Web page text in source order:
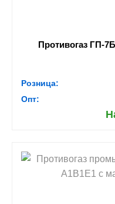
Противогаз ГП-
Розница:
Опт: